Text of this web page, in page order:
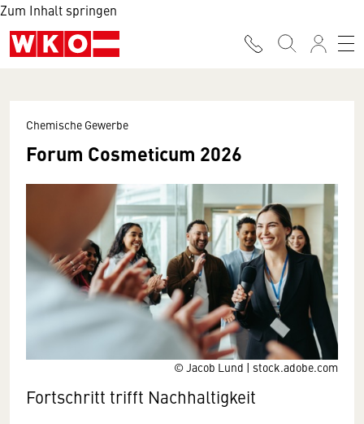
Zum Inhalt springen
© Jacob Lund | stock.adobe.com
Chemische Gewerbe
Forum Cosmeticum 2026
Fortschritt trifft Nachhaltigkeit